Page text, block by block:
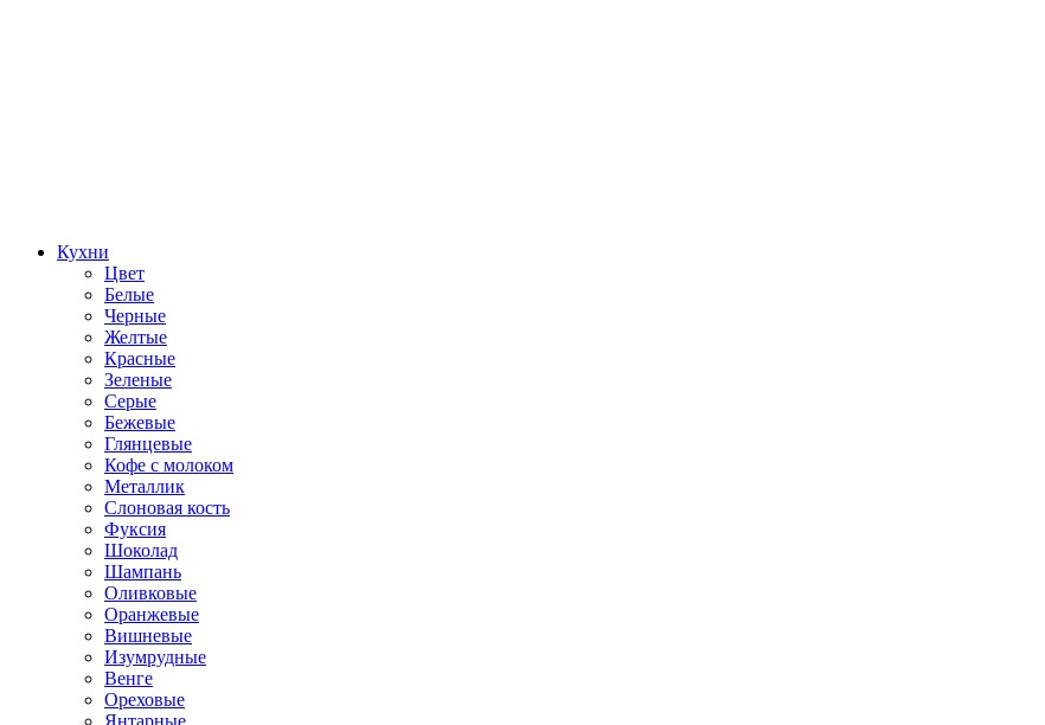
Кухни
Цвет
Белые
Черные
Желтые
Красные
Зеленые
Серые
Бежевые
Глянцевые
Кофе с молоком
Металлик
Слоновая кость
Фуксия
Шоколад
Шампань
Оливковые
Оранжевые
Вишневые
Изумрудные
Венге
Ореховые
Янтарные